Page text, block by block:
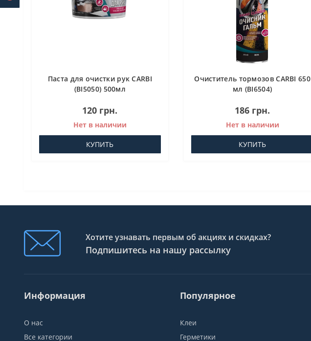
Паста для очистки рук CARBI
(BI5050) 500мл
120 грн.
Нет в наличии
КУПИТЬ
Очиститель тормозов CARBI 650
мл (BI6504)
186 грн.
Нет в наличии
КУПИТЬ
Хотите узнавать первым об акциях и скидках?
Подпишитесь на нашу рассылку
Информация
О нас
Все категории
Популярное
Клеи
Герметики